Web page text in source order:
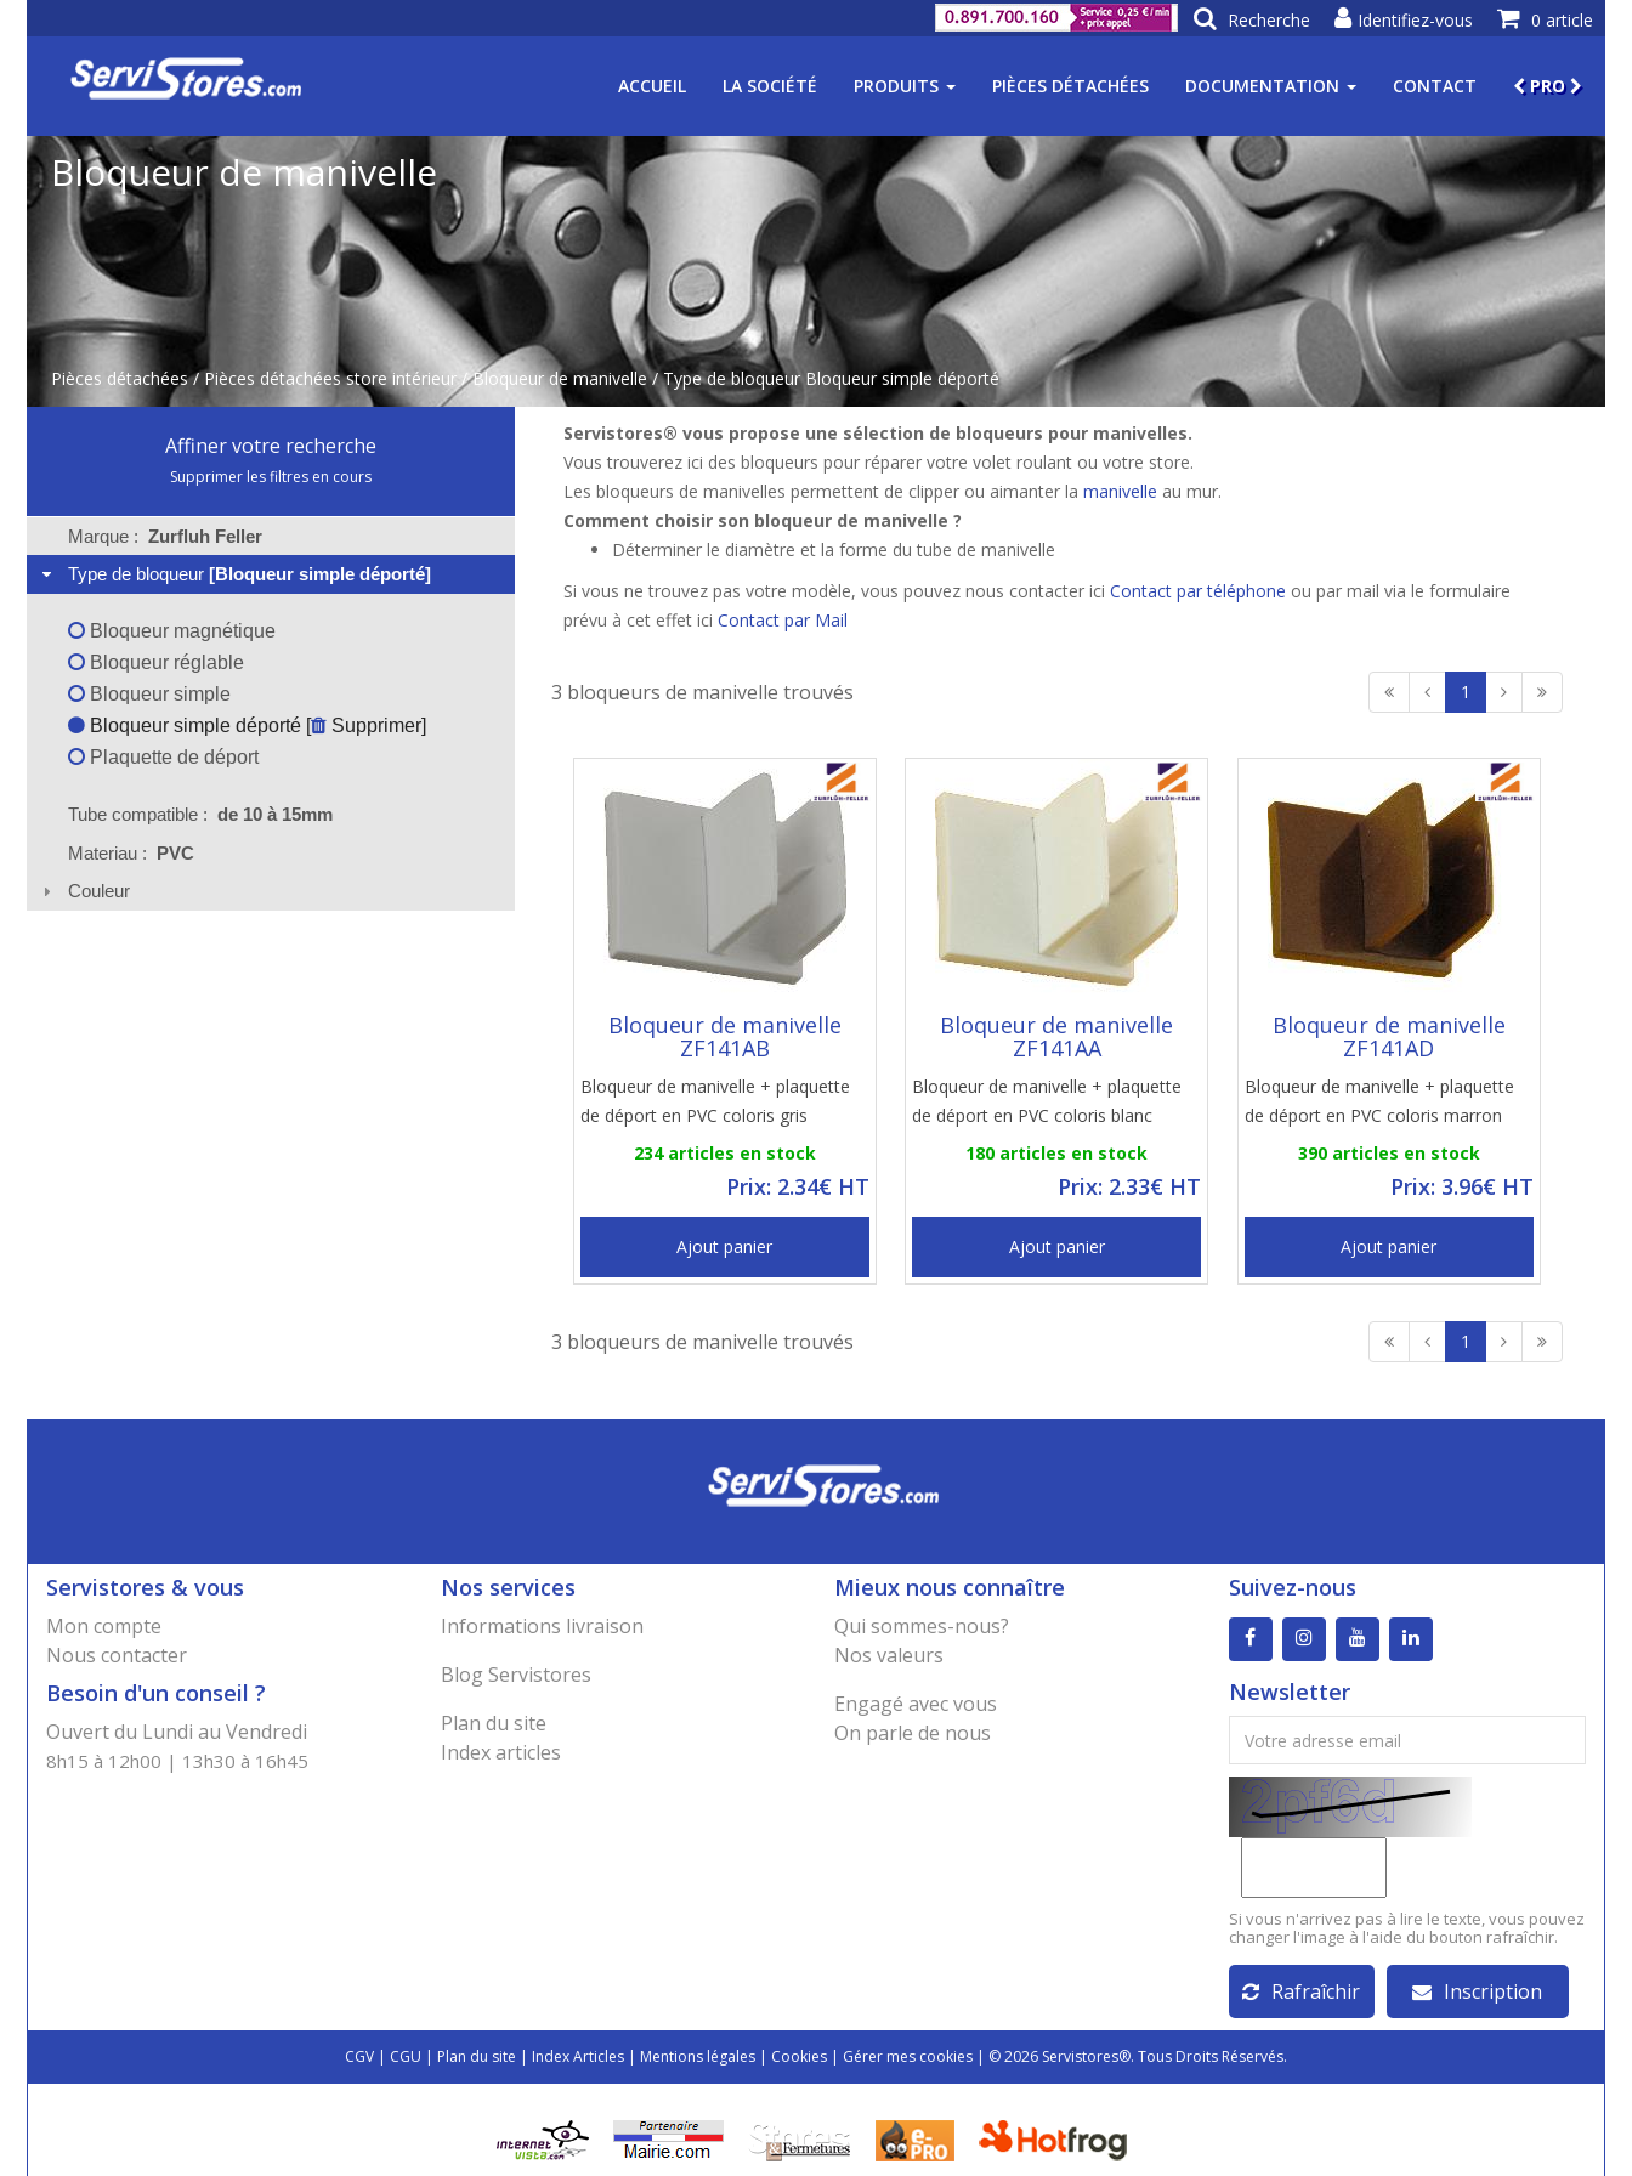
0 article
Identifiez-vous
Recherche
ACCUEIL LA SOCIÉTÉ PRODUITS PIÈCES DÉTACHÉES DOCUMENTATION CONTACT PRO
Bloqueur de manivelle
Pièces détachées /Pièces détachées store intérieur /Bloqueur de manivelle / Type de bloqueur Bloqueur simple déporté
Affiner votre recherche
Supprimer les filtres en cours
Marque : Zurfluh Feller
Type de bloqueur [Bloqueur simple déporté]
Bloqueur magnétique
Bloqueur réglable
Bloqueur simple
Bloqueur simple déporté [
Supprimer]
Plaquette de déport
Tube compatible : de 10 à 15mm
Materiau : PVC
Couleur
Servistores® vous propose une sélection de bloqueurs pour manivelles.
Vous trouverez ici des bloqueurs pour réparer votre volet roulant ou votre store.
Les bloqueurs de manivelles permettent de clipper ou aimanter la manivelle au mur.
Comment choisir son bloqueur de manivelle ?
Déterminer le diamètre et la forme du tube de manivelle
Si vous ne trouvez pas votre modèle, vous pouvez nous contacter ici Contact par téléphone ou par mail via le formulaire
prévu à cet effet ici Contact par Mail
3 bloqueurs de manivelle trouvés 1
Bloqueur de manivelle
ZF141AB
Bloqueur de manivelle + plaquette
de déport en PVC coloris gris
234 articles en stock
Prix: 2.34€ HT
Ajout panier
Bloqueur de manivelle
ZF141AA
Bloqueur de manivelle + plaquette
de déport en PVC coloris blanc
180 articles en stock
Prix: 2.33€ HT
Ajout panier
Bloqueur de manivelle
ZF141AD
Bloqueur de manivelle + plaquette
de déport en PVC coloris marron
390 articles en stock
Prix: 3.96€ HT
Ajout panier
3 bloqueurs de manivelle trouvés 1
Servistores & vous
Mon compte
Nous contacter
Besoin d'un conseil ?
Ouvert du Lundi au Vendredi
8h15 à 12h00 | 13h30 à 16h45
Nos services
Informations livraison
Blog Servistores
Plan du site
Index articles
Mieux nous connaître
Qui sommes-nous?
Nos valeurs
Engagé avec vous
On parle de nous
Suivez-nous
Newsletter
Si vous n'arrivez pas à lire le texte, vous pouvez
changer l'image à l'aide du bouton rafraîchir.
Rafraîchir Inscription
CGV | CGU | Plan du site | Index Articles | Mentions légales | Cookies | Gérer mes cookies | © 2026 Servistores®. Tous Droits Réservés.